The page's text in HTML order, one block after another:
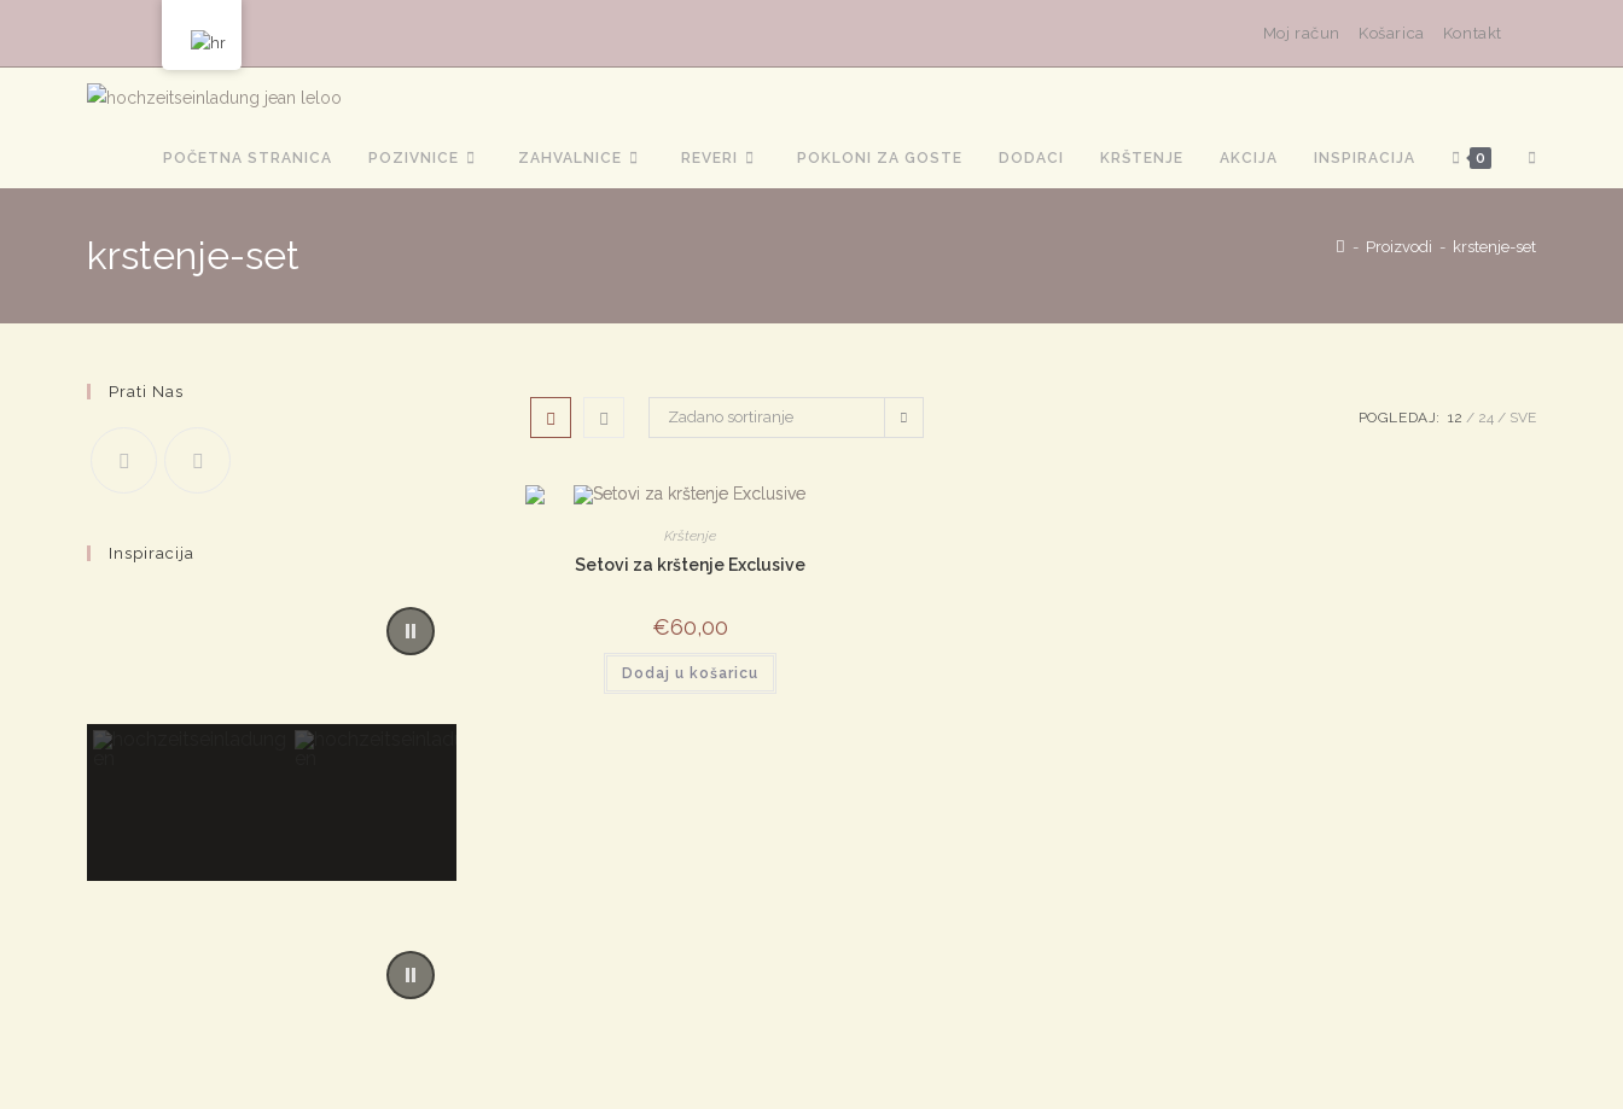
sadržaj
Moj račun Košarica Kontakt
POČETNA STRANICA POZIVNICE ZAHVALNICE REVERI POKLONI ZA GOSTE DODACI KRŠTENJE AKCIJA INSPIRACIJA 0 TOGGLE
krstenje-set - Proizvodi - krstenje-set
Zadano sortiranje POGLEDAJ: 12 24 SVE
Krštenje
Setovi za krštenje Exclusive
€60,00
Dodaj u košaricu
Prati Nas
Inspiracija